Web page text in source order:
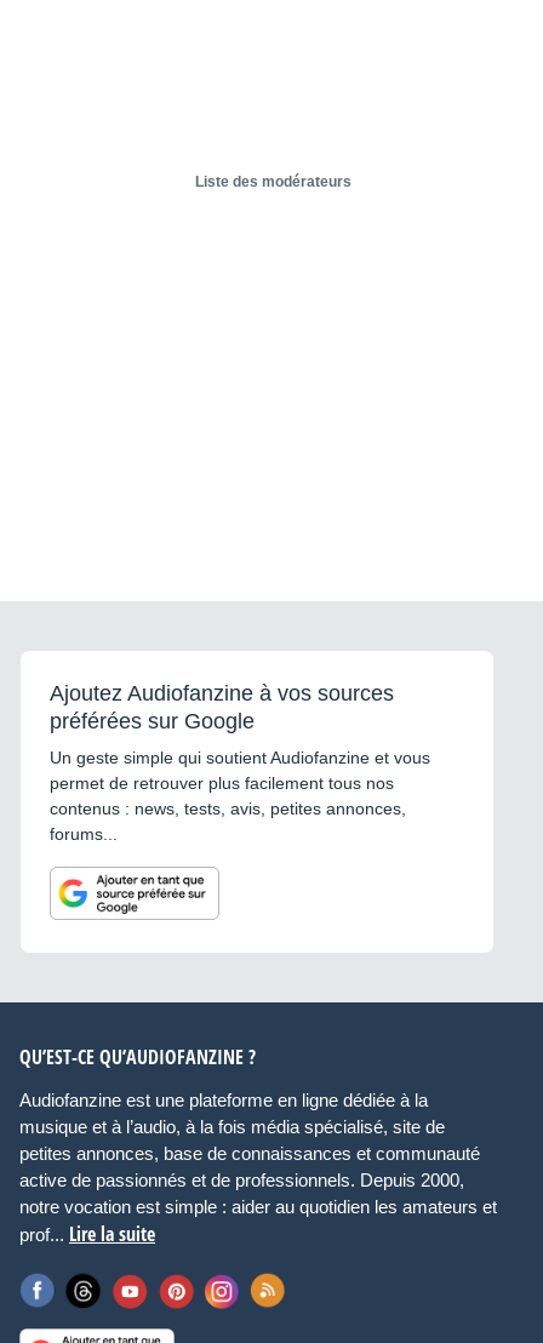
Liste des modérateurs
Ajoutez Audiofanzine à vos sources
préférées sur Google
Un geste simple qui soutient Audiofanzine et vous
permet de retrouver plus facilement tous nos
contenus : news, tests, avis, petites annonces,
forums...
QU’EST-CE QU’AUDIOFANZINE ?
Audiofanzine est une plateforme en ligne dédiée à la
musique et à l’audio, à la fois média spécialisé, site de
petites annonces, base de connaissances et communauté
active de passionnés et de professionnels. Depuis 2000,
notre vocation est simple : aider au quotidien les amateurs et
prof... Lire la suite